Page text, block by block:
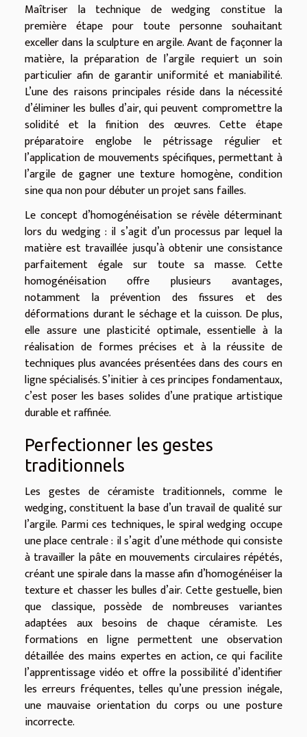
Maîtriser la technique de wedging constitue la
première étape pour toute personne souhaitant
exceller dans la sculpture en argile. Avant de façonner la
matière, la préparation de l’argile requiert un soin
particulier afin de garantir uniformité et maniabilité.
L’une des raisons principales réside dans la nécessité
d’éliminer les bulles d’air, qui peuvent compromettre la
solidité et la finition des œuvres. Cette étape
préparatoire englobe le pétrissage régulier et
l’application de mouvements spécifiques, permettant à
l’argile de gagner une texture homogène, condition
sine qua non pour débuter un projet sans failles.
Le concept d’homogénéisation se révèle déterminant
lors du wedging : il s’agit d’un processus par lequel la
matière est travaillée jusqu’à obtenir une consistance
parfaitement égale sur toute sa masse. Cette
homogénéisation offre plusieurs avantages,
notamment la prévention des fissures et des
déformations durant le séchage et la cuisson. De plus,
elle assure une plasticité optimale, essentielle à la
réalisation de formes précises et à la réussite de
techniques plus avancées présentées dans des cours en
ligne spécialisés. S’initier à ces principes fondamentaux,
c’est poser les bases solides d’une pratique artistique
durable et raffinée.
Perfectionner les gestes
traditionnels
Les gestes de céramiste traditionnels, comme le
wedging, constituent la base d’un travail de qualité sur
l’argile. Parmi ces techniques, le spiral wedging occupe
une place centrale : il s’agit d’une méthode qui consiste
à travailler la pâte en mouvements circulaires répétés,
créant une spirale dans la masse afin d’homogénéiser la
texture et chasser les bulles d’air. Cette gestuelle, bien
que classique, possède de nombreuses variantes
adaptées aux besoins de chaque céramiste. Les
formations en ligne permettent une observation
détaillée des mains expertes en action, ce qui facilite
l’apprentissage vidéo et offre la possibilité d’identifier
les erreurs fréquentes, telles qu’une pression inégale,
une mauvaise orientation du corps ou une posture
incorrecte.